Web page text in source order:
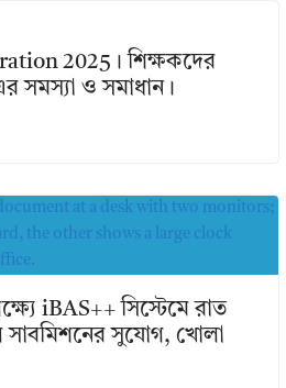
2025। শিক্ষকদের
সমস্যা ও সমাধান।
iBAS++ সিস্টেমে রাত
সাবমিশনের সুযোগ, খোলা